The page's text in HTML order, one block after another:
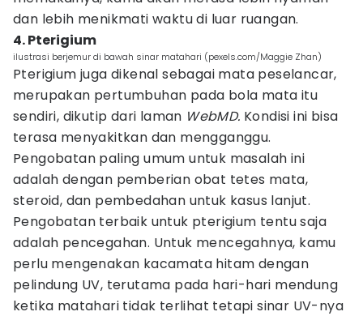
dan lebih menikmati waktu di luar ruangan.
4. Pterigium
ilustrasi berjemur di bawah sinar matahari (pexels.com/Maggie Zhan)
Pterigium juga dikenal sebagai mata peselancar,
merupakan pertumbuhan pada bola mata itu
sendiri, dikutip dari laman WebMD. Kondisi ini bisa
terasa menyakitkan dan mengganggu.
Pengobatan paling umum untuk masalah ini
adalah dengan pemberian obat tetes mata,
steroid, dan pembedahan untuk kasus lanjut.
Pengobatan terbaik untuk pterigium tentu saja
adalah pencegahan. Untuk mencegahnya, kamu
perlu mengenakan kacamata hitam dengan
pelindung UV, terutama pada hari-hari mendung
ketika matahari tidak terlihat tetapi sinar UV-nya